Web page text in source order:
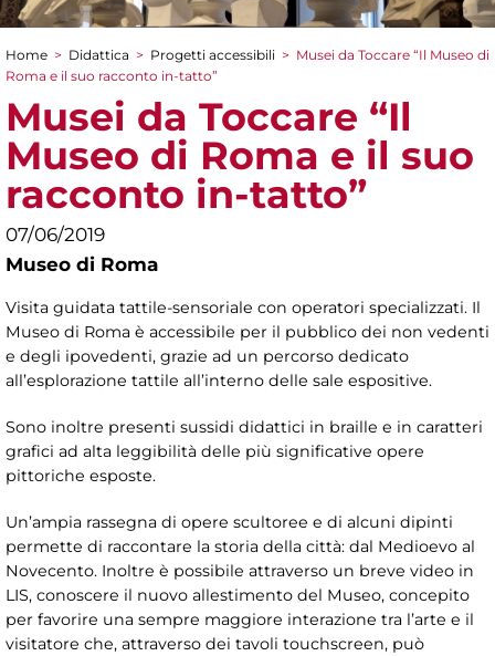
Tu sei qui
Home > Didattica > Progetti accessibili > Musei da Toccare “Il Museo di
Roma e il suo racconto in-tatto”
Musei da Toccare “Il
Museo di Roma e il suo
racconto in-tatto”
07/06/2019
Museo di Roma
Visita guidata tattile-sensoriale con operatori specializzati. Il
Museo di Roma è accessibile per il pubblico dei non vedenti
e degli ipovedenti, grazie ad un percorso dedicato
all’esplorazione tattile all’interno delle sale espositive.
Sono inoltre presenti sussidi didattici in braille e in caratteri
grafici ad alta leggibilità delle più significative opere
pittoriche esposte.
Un’ampia rassegna di opere scultoree e di alcuni dipinti
permette di raccontare la storia della città: dal Medioevo al
Novecento. Inoltre è possibile attraverso un breve video in
LIS, conoscere il nuovo allestimento del Museo, concepito
per favorire una sempre maggiore interazione tra l’arte e il
visitatore che, attraverso dei tavoli touchscreen, può